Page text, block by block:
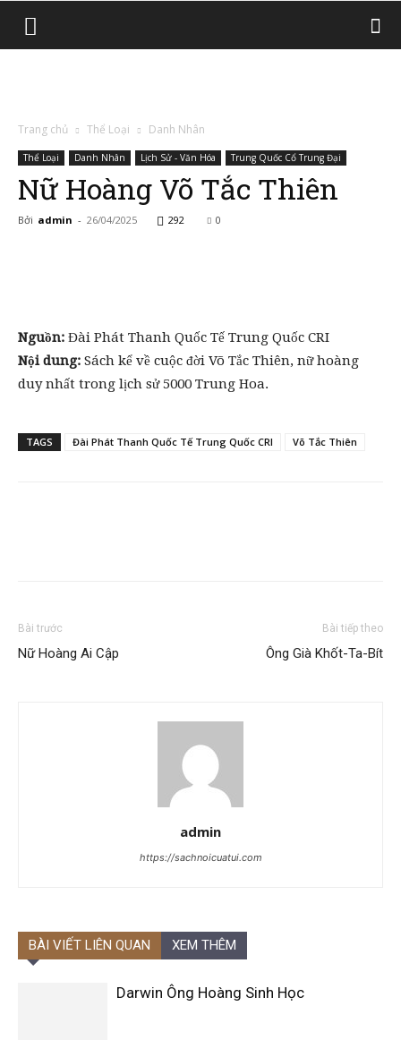
Trang chủ Thể Loại Danh Nhân
Thể Loại Danh Nhân Lịch Sử - Văn Hóa Trung Quốc Cổ Trung Đại
Nữ Hoàng Võ Tắc Thiên
Bởi admin - 26/04/2025 292 0
Nguồn: Đài Phát Thanh Quốc Tế Trung Quốc CRI
Nội dung: Sách kể về cuộc đời Võ Tắc Thiên, nữ hoàng
duy nhất trong lịch sử 5000 Trung Hoa.
TAGS Đài Phát Thanh Quốc Tế Trung Quốc CRI Võ Tắc Thiên
Bài trước
Nữ Hoàng Ai Cập
Bài tiếp theo
Ông Già Khốt-Ta-Bít
admin
https://sachnoicuatui.com
BÀI VIẾT LIÊN QUAN XEM THÊM
Darwin Ông Hoàng Sinh Học